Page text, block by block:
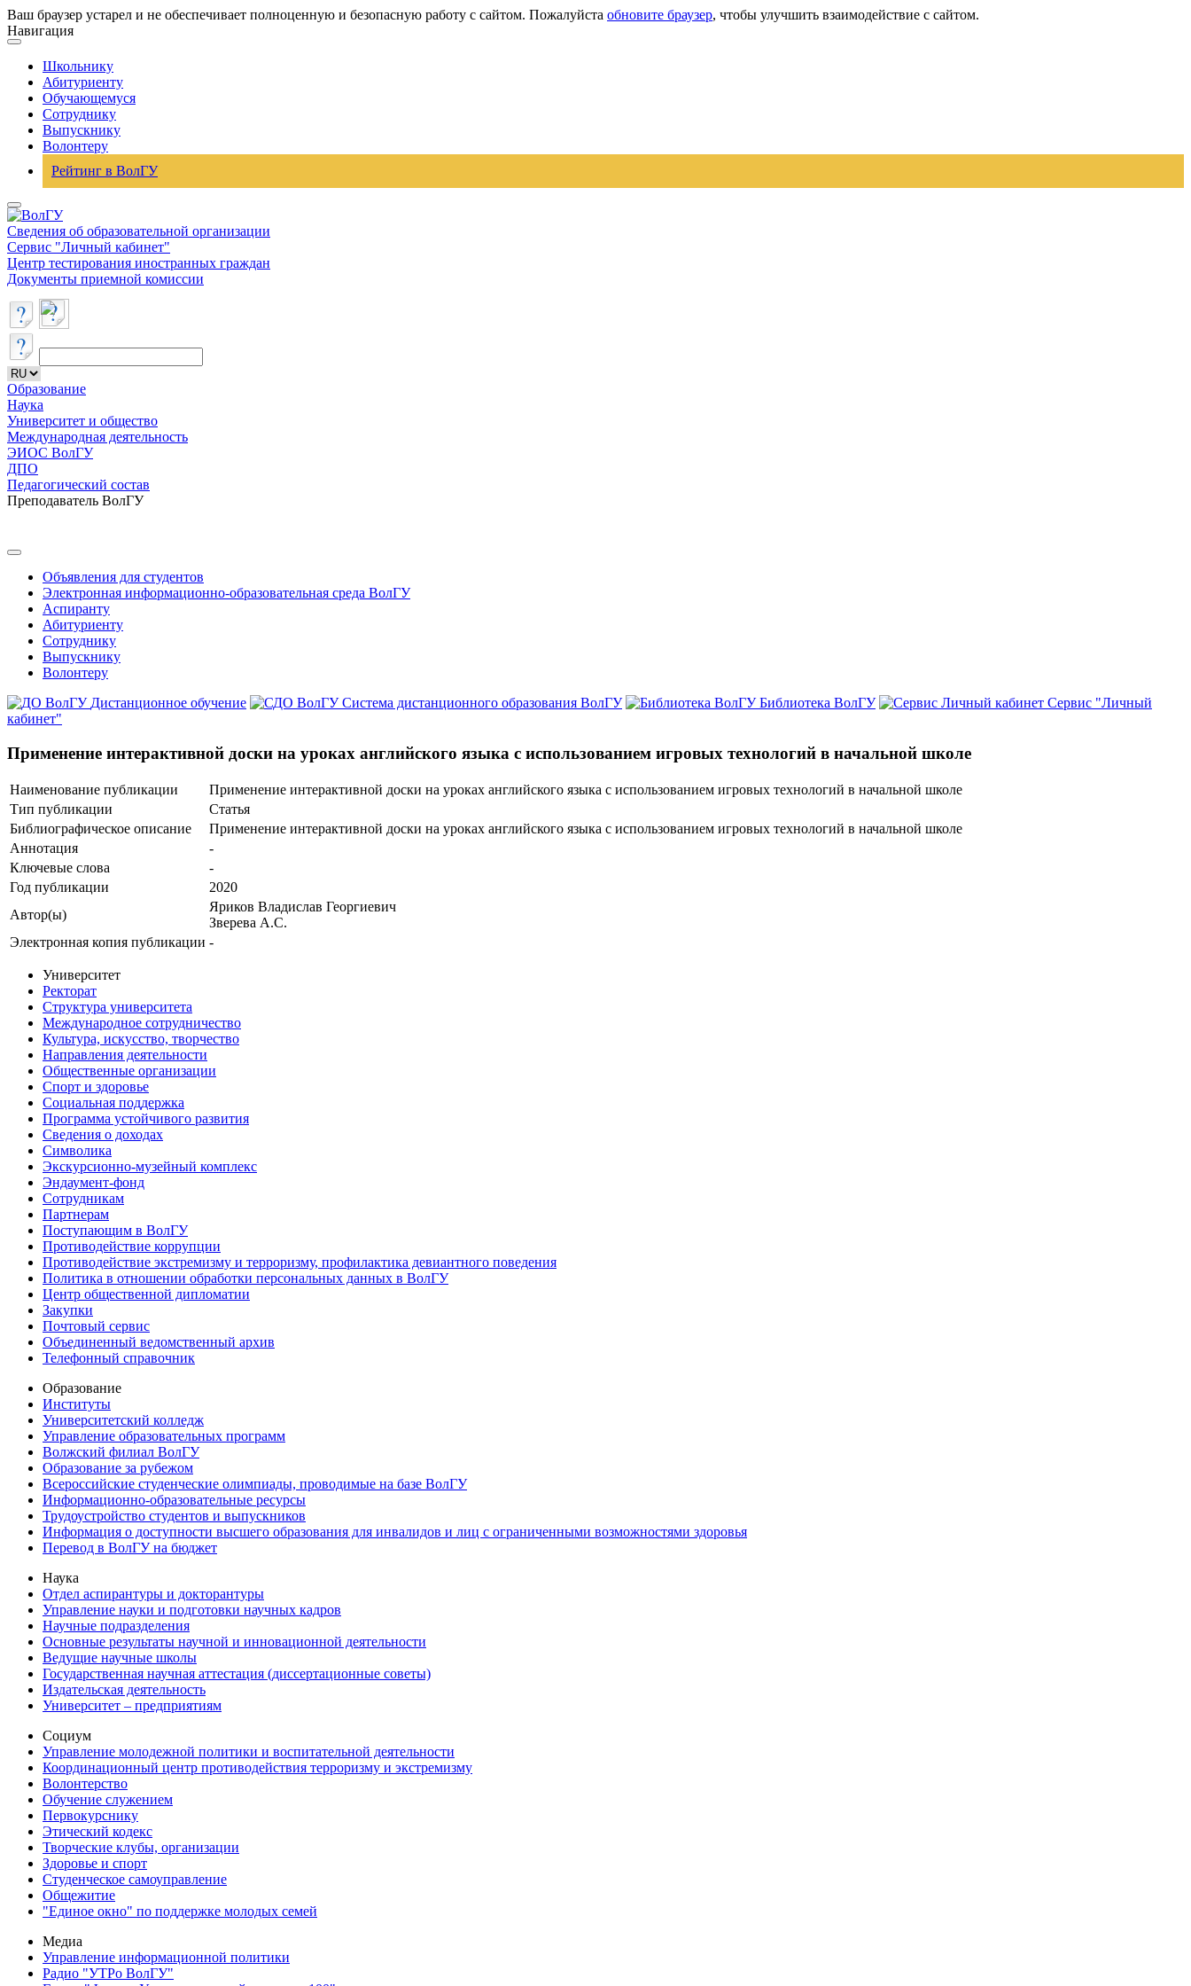
Ваш браузер устарел и не обеспечивает полноценную и безопасную работу с сайтом. Пожалуйста обновите браузер, чтобы улучшить взаимодействие с сайтом.
Навигация
Школьнику
Абитуриенту
Обучающемуся
Сотруднику
Выпускнику
Волонтеру
Рейтинг в ВолГУ
Сведения об образовательной организации
Сервис "Личный кабинет"
Центр тестирования иностранных граждан
Документы приемной комиссии
Образование
Наука
Университет и общество
Международная деятельность
ЭИОС ВолГУ
ДПО
Педагогический состав
Преподаватель ВолГУ
Объявления для студентов
Электронная информационно-образовательная среда ВолГУ
Аспиранту
Абитуриенту
Сотруднику
Выпускнику
Волонтеру
Дистанционное обучение
Система дистанционного образования ВолГУ Библиотека ВолГУ
Сервис "Личный
кабинет"
Применение интерактивной доски на уроках английского языка с использованием игровых технологий в начальной школе
Наименование публикации
Применение интерактивной доски на уроках английского языка с использованием игровых технологий в начальной школе
Тип публикации
Статья
Библиографическое описание
Применение интерактивной доски на уроках английского языка с использованием игровых технологий в начальной школе
Аннотация
-
Ключевые cлова
-
Год публикации
2020
Автор(ы)
Яриков Владислав Георгиевич
Зверева А.С.
Электронная копия публикации -
Университет
Ректорат
Структура университета
Международное сотрудничество
Культура, искусство, творчество
Направления деятельности
Общественные организации
Спорт и здоровье
Социальная поддержка
Программа устойчивого развития
Сведения о доходах
Символика
Экскурсионно-музейный комплекс
Эндаумент-фонд
Сотрудникам
Партнерам
Поступающим в ВолГУ
Противодействие коррупции
Противодействие экстремизму и терроризму, профилактика девиантного поведения
Политика в отношении обработки персональных данных в ВолГУ
Центр общественной дипломатии
Закупки
Почтовый сервис
Объединенный ведомственный архив
Телефонный справочник
Образование
Институты
Университетский колледж
Управление образовательных программ
Волжский филиал ВолГУ
Образование за рубежом
Всероссийские студенческие олимпиады, проводимые на базе ВолГУ
Информационно-образовательные ресурсы
Трудоустройство студентов и выпускников
Информация о доступности высшего образования для инвалидов и лиц с ограниченными возможностями здоровья
Перевод в ВолГУ на бюджет
Наука
Отдел аспирантуры и докторантуры
Управление науки и подготовки научных кадров
Научные подразделения
Основные результаты научной и инновационной деятельности
Ведущие научные школы
Государственная научная аттестация (диссертационные советы)
Издательская деятельность
Университет – предприятиям
Социум
Управление молодежной политики и воспитательной деятельности
Координационный центр противодействия терроризму и экстремизму
Волонтерство
Обучение служением
Первокурснику
Этический кодекс
Творческие клубы, организации
Здоровье и спорт
Студенческое самоуправление
Общежитие
"Единое окно" по поддержке молодых семей
Медиа
Управление информационной политики
Радио "УТРо ВолГУ"